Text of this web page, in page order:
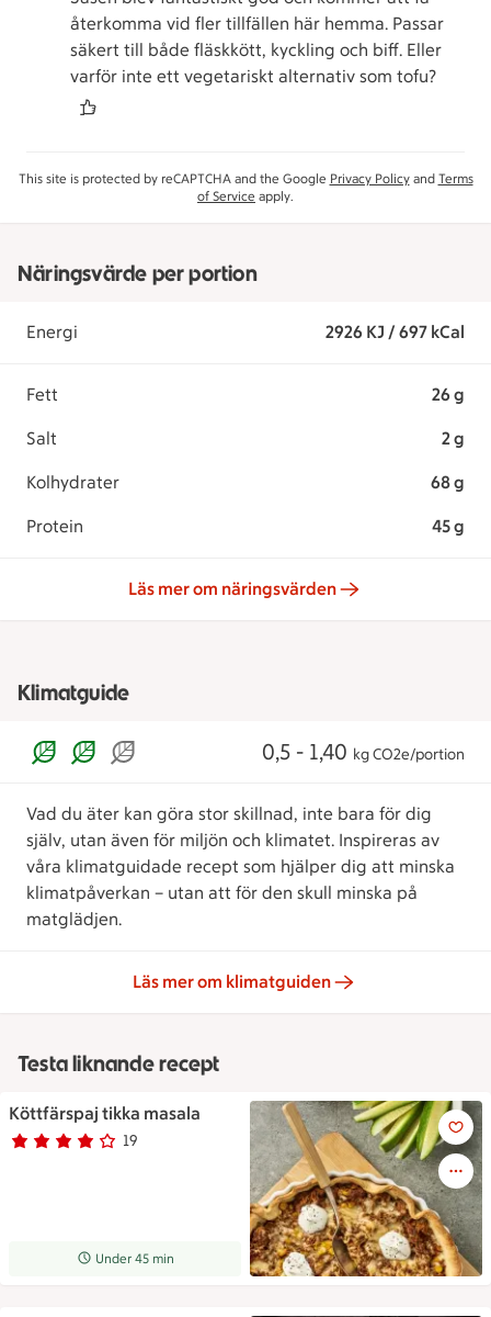
återkomma vid fler tillfällen här hemma. Passar
säkert till både fläskkött, kyckling och biff. Eller
varför inte ett vegetariskt alternativ som tofu?
This site is protected by reCAPTCHA and the Google Privacy Policyand Terms
of Service apply.
Näringsvärde per portion
Energi 2926 KJ / 697 kCal
Fett 26 g
Salt 2 g
Kolhydrater 68 g
Protein 45 g
Läs mer om näringsvärden
Klimatguide
0,5 - 1,40 kg CO2e/portion
Vad du äter kan göra stor skillnad, inte bara för dig
själv, utan även för miljön och klimatet. Inspireras av
våra klimatguidade recept som hjälper dig att minska
klimatpåverkan – utan att för den skull minska på
matglädjen.
Läs mer om klimatguiden
Testa liknande recept
Köttfärspaj tikka masala
Betyg 3.9 av 5. 19
19 personer har röstat
Receptet tar Under 45 min att tillaga
Under 45 min
Köttfärspaj tikka masala